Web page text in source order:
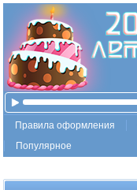
Правила оформления
Популярное